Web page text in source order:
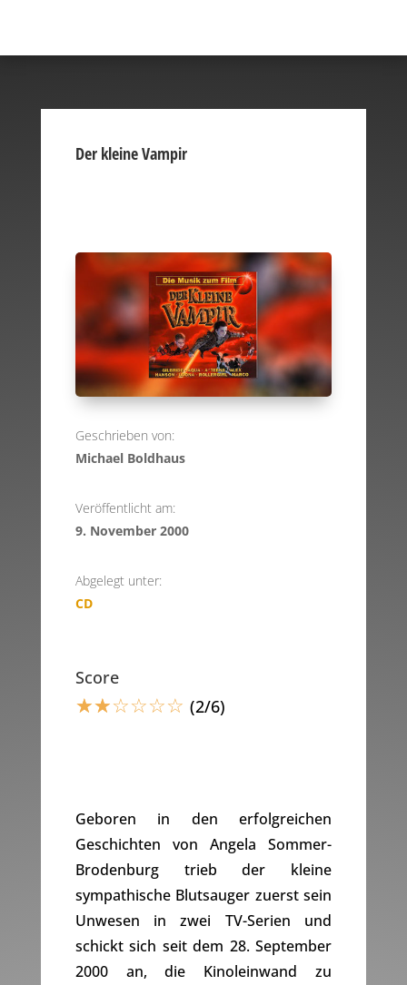
Der kleine Vampir
Geschrieben von:
Michael Boldhaus
Veröffentlicht am:
9. November 2000
Abgelegt unter:
CD
Score
☆☆☆☆☆☆ (2/6)
Geboren in den erfolgreichen
Geschichten von Angela Sommer-
Brodenburg trieb der kleine
sympathische Blutsauger zuerst sein
Unwesen in zwei TV-Serien und
schickt sich seit dem 28. September
2000 an, die Kinoleinwand zu